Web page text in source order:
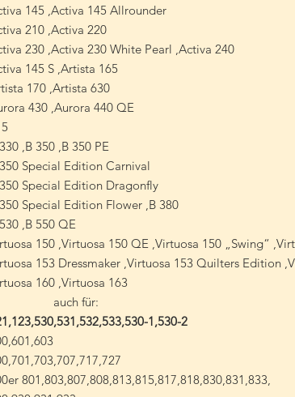
145 ,Activa 145 Allrounder
210 ,Activa 220
230 ,Activa 230 White Pearl ,Activa 240
145 S ,Artista 165
170 ,Artista 630
430 ,Aurora 440 QE
,B 350 ,B 350 PE
Special Edition Carnival
Special Edition Dragonfly
Special Edition Flower ,B 380
,B 550 QE
150 ,Virtuosa 150 QE ,Virtuosa 150 „Swing“
153 Dressmaker ,Virtuosa 153 Quilters Edition
160 ,Virtuosa 163
für:
1,530-2
801,803,807,808,813,815,817,818,830,831,833,